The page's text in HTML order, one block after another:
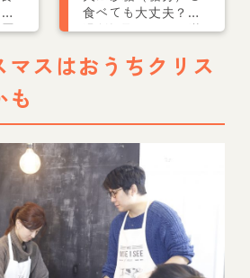
食べても大丈夫？
過剰摂取による肥満
スはおうちクリス
も